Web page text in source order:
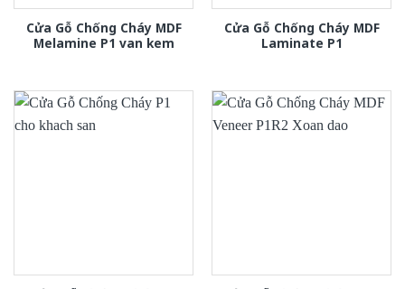
Cửa Gỗ Chống Cháy MDF
Melamine P1 van kem
Cửa Gỗ Chống Cháy MDF
Laminate P1